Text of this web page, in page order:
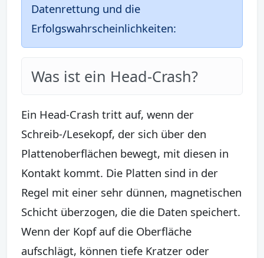
Datenrettung und die
Erfolgswahrscheinlichkeiten:
Was ist ein Head-Crash?
Ein Head-Crash tritt auf, wenn der
Schreib-/Lesekopf, der sich über den
Plattenoberflächen bewegt, mit diesen in
Kontakt kommt. Die Platten sind in der
Regel mit einer sehr dünnen, magnetischen
Schicht überzogen, die die Daten speichert.
Wenn der Kopf auf die Oberfläche
aufschlägt, können tiefe Kratzer oder